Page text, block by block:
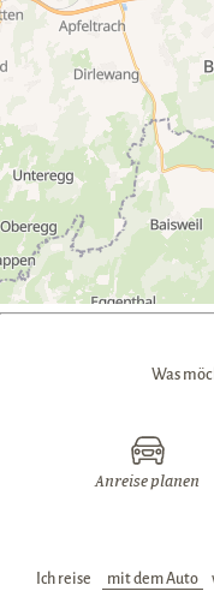
Was
Anreise planen
Ich reise Verkehrsmittel: